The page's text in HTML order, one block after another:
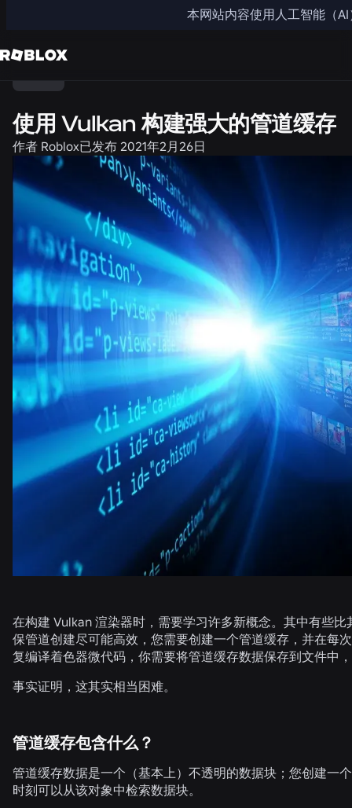
本网站内容使用人工智能（
使用 Vulkan 构建强大的管道缓存
作者 Roblox已发布 2021年2月26日
在构建 Vulkan 渲染器时，需要学习许多新概念。其中有些
保管道创建尽可能高效，您需要创建一个管道缓存，并在每
复编译着色器微代码，你需要将管道缓存数据保存到文件中
事实证明，这其实相当困难。
管道缓存包含什么？
管道缓存数据是一个（基本上）不透明的数据块；您创建一
时刻可以从该对象中检索数据块。